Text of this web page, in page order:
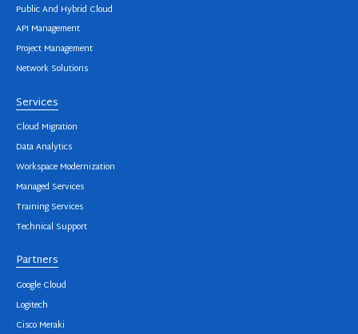
Public And Hybrid Cloud
API Management
Project Management
Network Solutions
Services
Cloud Migration
Data Analytics
Workspace Modernization
Managed Services
Training Services
Technical Support
Partners
Google Cloud
Logitech
Cisco Meraki